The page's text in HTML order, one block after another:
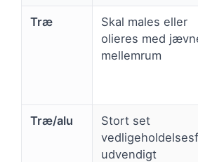
Træ
Skal males eller
olieres med
mellemrum
Træ/alu
Stort set
udvendigt